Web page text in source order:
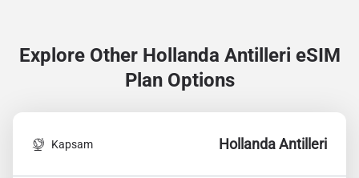
Explore Other Hollanda Antilleri eSIM
Plan Options
Kapsam Hollanda Antilleri